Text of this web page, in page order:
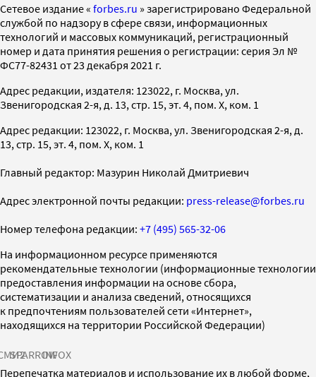
Cетевое издание « forbes.ru » зарегистрировано Федеральной
службой по надзору в сфере связи, информационных
технологий и массовых коммуникаций, регистрационный
номер и дата принятия решения о регистрации: серия Эл №
ФС77-82431 от 23 декабря 2021 г.
Адрес редакции, издателя: 123022, г. Москва, ул.
Звенигородская 2-я, д. 13, стр. 15, эт. 4, пом. X, ком. 1
Адрес редакции: 123022, г. Москва, ул. Звенигородская 2-я, д.
13, стр. 15, эт. 4, пом. X, ком. 1
Главный редактор: Мазурин Николай Дмитриевич
Адрес электронной почты редакции: press-release@forbes.ru
Номер телефона редакции: +7 (495) 565-32-06
На информационном ресурсе применяются
рекомендательные технологии (информационные технологии
предоставления информации на основе сбора,
систематизации и анализа сведений, относящихся
к предпочтениям пользователей сети «Интернет»,
находящихся на территории Российской Федерации)
SPARROWINFOX
Перепечатка материалов и использование их в любой форме,